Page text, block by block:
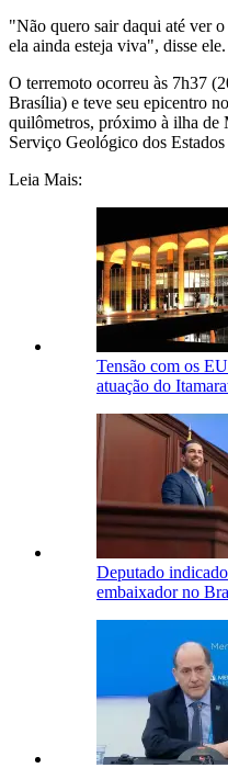
"Não quero sair daqui até ver
ela ainda esteja viva", disse ele.
O terremoto ocorreu às 7h37
Brasília) e teve seu epicentro
quilômetros, próximo à ilha de
Serviço Geológico dos
Leia Mais:
Tensão com os
atuação do
Deputado
embaixador no